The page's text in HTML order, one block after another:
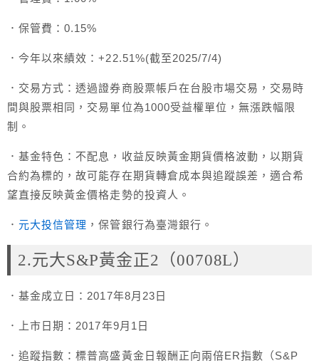
．保管費：0.15%
．今年以來績效：+22.51%(截至2025/7/4)
．交易方式：透過證券商股票帳戶在台股市場交易，交易時
間與股票相同，交易單位為1000受益權單位，無漲跌幅限
制。
．基金特色：不配息，收益反映黃金期貨價格波動，以期貨
合約為標的，故可能存在期貨轉倉成本與追蹤誤差，適合希
望直接反映黃金價格走勢的投資人。
．元大投信管理 ，保管銀行為臺灣銀行。
2.元大S&P黃金正2（00708L）
．基金成立日：2017年8月23日
．上市日期：2017年9月1日
．追蹤指數：標普高盛黃金日報酬正向兩倍ER指數（S&P